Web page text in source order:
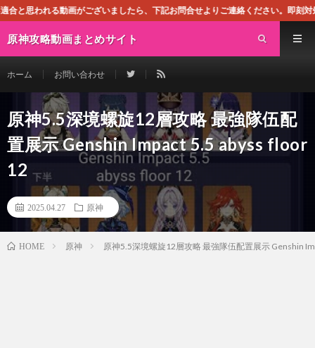
がございましたら、下記お問合せよりご連絡ください。即刻対処させて頂
原神攻略動画まとめサイト
ホーム お問い合わせ
原神5.5深境螺旋12層攻略 最強隊伍配
置展示 Genshin Impact 5.5 abyss floor
12
2025.04.27 原神
HOME 原神 原神5.5深境螺旋12層攻略 最強隊伍配置展示 Genshin